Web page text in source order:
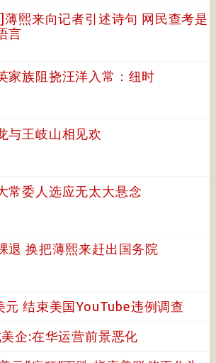
薄熙来向记者引述诗句 网民查考是
言
家族阻挠汪洋入常：纽时
与王岐山相见欢
常委人选应无太大悬念
退 换把薄熙来赶出国务院
元 结束美国YouTube违例调查
企:在华运营前景恶化